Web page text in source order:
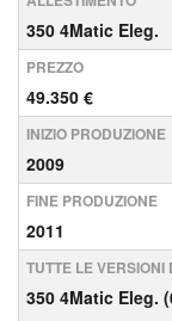
350 4Matic Eleg.
PREZZO
49.350 €
INIZIO PRODUZIONE
2009
FINE PRODUZIONE
2011
TUTTE LE VERSIONI
350 4Matic Eleg.